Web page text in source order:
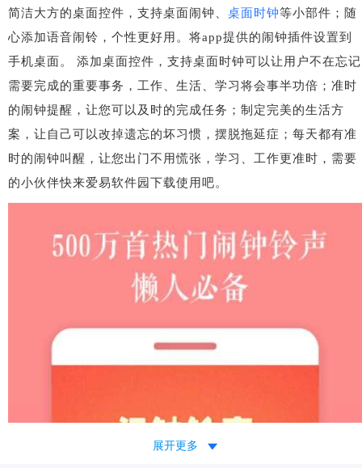
简洁大方的桌面控件，支持桌面闹钟、 桌面时钟等小部件；随
心添加语音闹铃，个性更好用。将app提供的闹钟插件设置到
手机桌面。 添加桌面控件，支持桌面时钟可以让用户不在忘记
需要完成的重要事务，工作、生活、学习将会事半功倍；准时
的闹钟提醒，让您可以及时的完成任务；制定完美的生活方
案，让自己可以改掉遗忘的坏习惯，摆脱拖延症；每天都有准
时的闹钟叫醒，让您出门不用慌张，学习、工作更准时，需要
的小伙伴快来爱易软件园下载使用吧。
展开更多